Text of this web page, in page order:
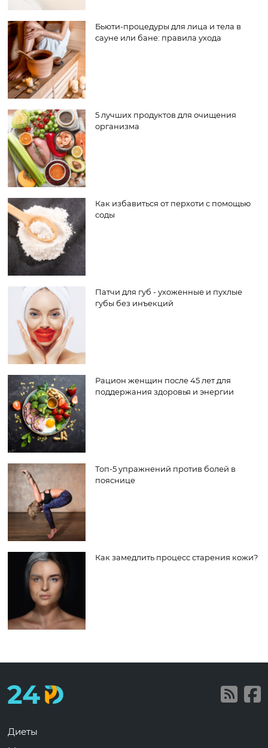
Бьюти-процедуры для лица и тела в
сауне или бане: правила ухода
5 лучших продуктов для очищения
организма
Как избавиться от перхоти с помощью
соды
Патчи для губ - ухоженные и пухлые
губы без инъекций
Рацион женщин после 45 лет для
поддержания здоровья и энергии
Топ-5 упражнений против болей в
пояснице
Как замедлить процесс старения кожи?
Диеты